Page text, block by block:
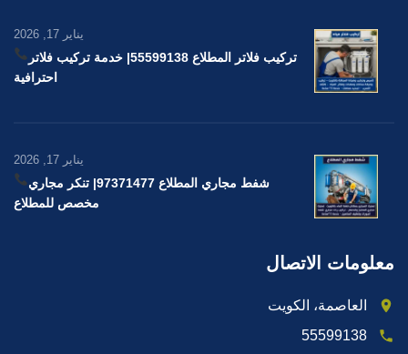
يناير 17, 2026
تركيب فلاتر المطلاع 55599138
| خدمة تركيب فلاتر
احترافية
يناير 17, 2026
شفط مجاري المطلاع 97371477
| تنكر مجاري
مخصص للمطلاع
معلومات الاتصال
العاصمة، الكويت
55599138